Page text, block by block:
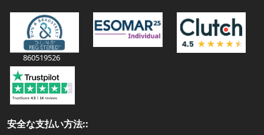
860519526
安全な支払い方法::